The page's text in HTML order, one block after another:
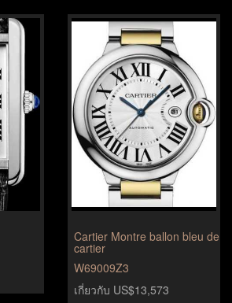
Cartier Montre ballon bleu de
cartier
W69009Z3
เกี่ยวกับ US$13,573